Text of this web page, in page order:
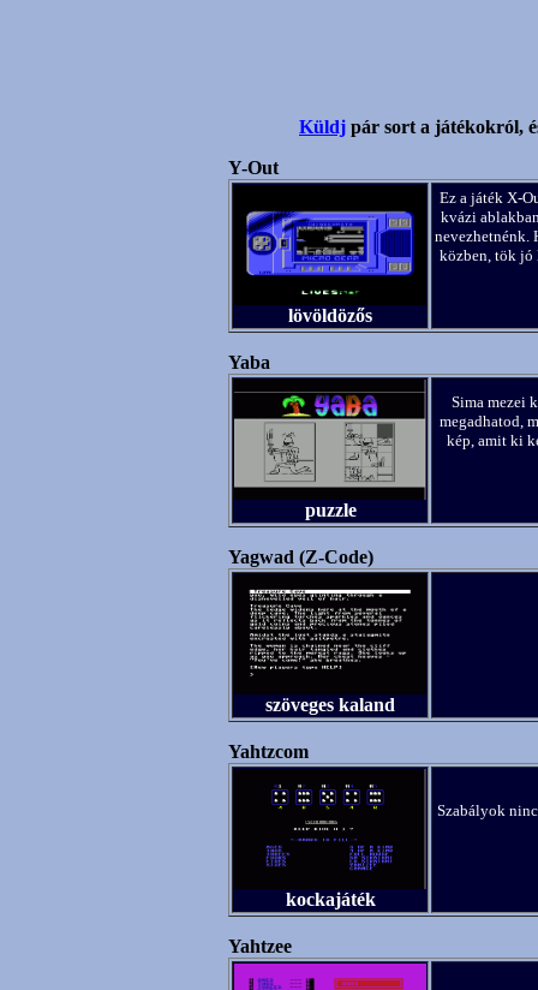
Küldj pár sort a játékokról,
Y-Out
lövöldözős
Ez a játék X-
kvázi
nevezhetnénk.
közben, tök jó
Yaba
puzzle
Sima mezei
megadhatod,
kép, amit ki
Yagwad (Z-Code)
szöveges kaland
Yahtzcom
kockajáték
Szabályok
Yahtzee